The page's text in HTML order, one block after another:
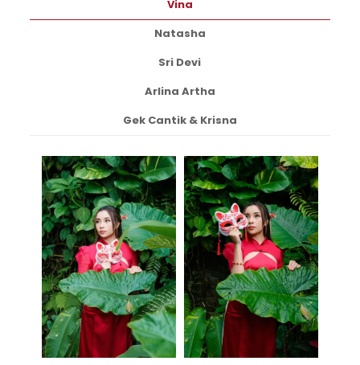
Vina
Natasha
Sri Devi
Arlina Artha
Gek Cantik & Krisna